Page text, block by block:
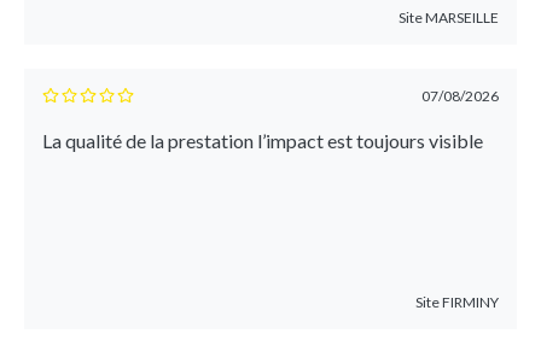
SiteMARSEILLE
07/08/2026
La qualité de la prestation l’impact est toujours visible
SiteFIRMINY